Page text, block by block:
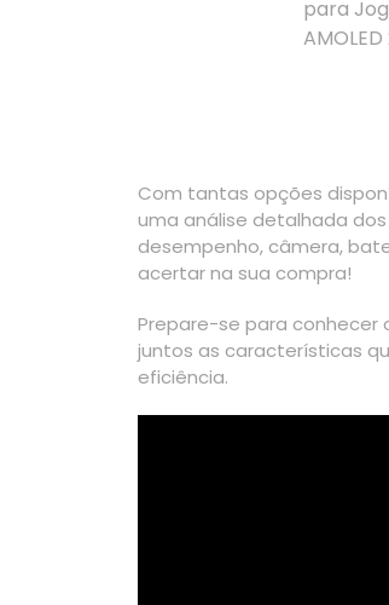
para
AMOLED
Com tantas opções
uma análise detalhada
desempenho, câmera,
acertar na sua compra!
Prepare-se para conhecer
juntos as características
eficiência.